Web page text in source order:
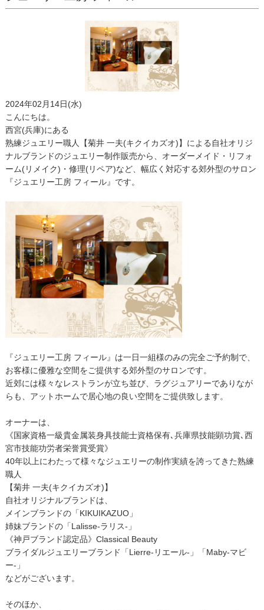
2024年02月14日(水)
こんにちは。
西宮(兵庫)にある
熟練ジュエリー職人【菊井 一夫(キクイカズオ)】による自社オリジ
ナルブランドのジュエリー制作販売から、オーダーメイド・リフォ
ーム(リメイク)・修理(リペア)など、幅広く対応する郊外型のサロン
『ジュエリー工房 フィール』です。
『ジュエリー工房 フィール』は一日一組様のみの完全ご予約制で、
お客様に優雅な空間をご提供する郊外型のサロンです。
近郊には様々なレストランが立ち並び、ラグジュアリーでありなが
らも、アットホームで居心地の良い空間をご提供致します。
オーナーは、
《国家資格一級貴金属装身具技能士資格保有､兵庫県技能顕功賞､西
宮市技能功労者栄誉賞受賞》
40年以上にわたって様々なジュエリーの制作実績を誇ってきた熟練
職人
【菊井 一夫(キクイカズオ)】
自社オリジナルブランドは、
メインブランドの「KIKUIKAZUO」
姉妹ブランドの「Lalisse-ラリス-」
《神戸ブランド認定品》Classical Beauty
ブライダルジュエリーブランド「Lierre-リエール-」「Maby-マビ
ー-」
などがございます。
そのほか、